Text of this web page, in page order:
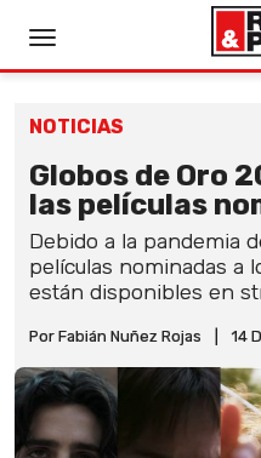
NOTICIAS
Globos de Oro
las películas
Debido a la pandemia
películas nominadas a
están disponibles en
Por Fabián Nuñez Rojas 14